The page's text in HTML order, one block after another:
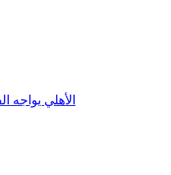
الأهلي يواجه